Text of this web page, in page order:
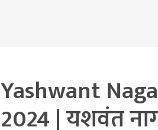
Yashwant
2024 | यशवंत